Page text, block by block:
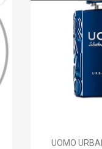

UOMO